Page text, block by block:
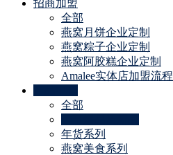
招商加盟
全部
燕窝月饼企业定制
燕窝粽子企业定制
燕窝阿胶糕企业定制
Amalee实体店加盟流程
全部
年货系列
燕窝美食系列